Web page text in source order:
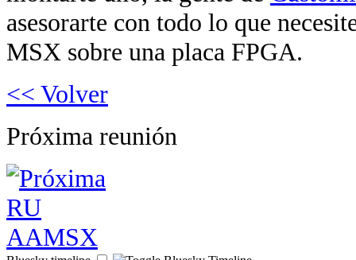
asesorarte con todo lo que
MSX sobre una placa FPGA.
<< Volver
Próxima reunión